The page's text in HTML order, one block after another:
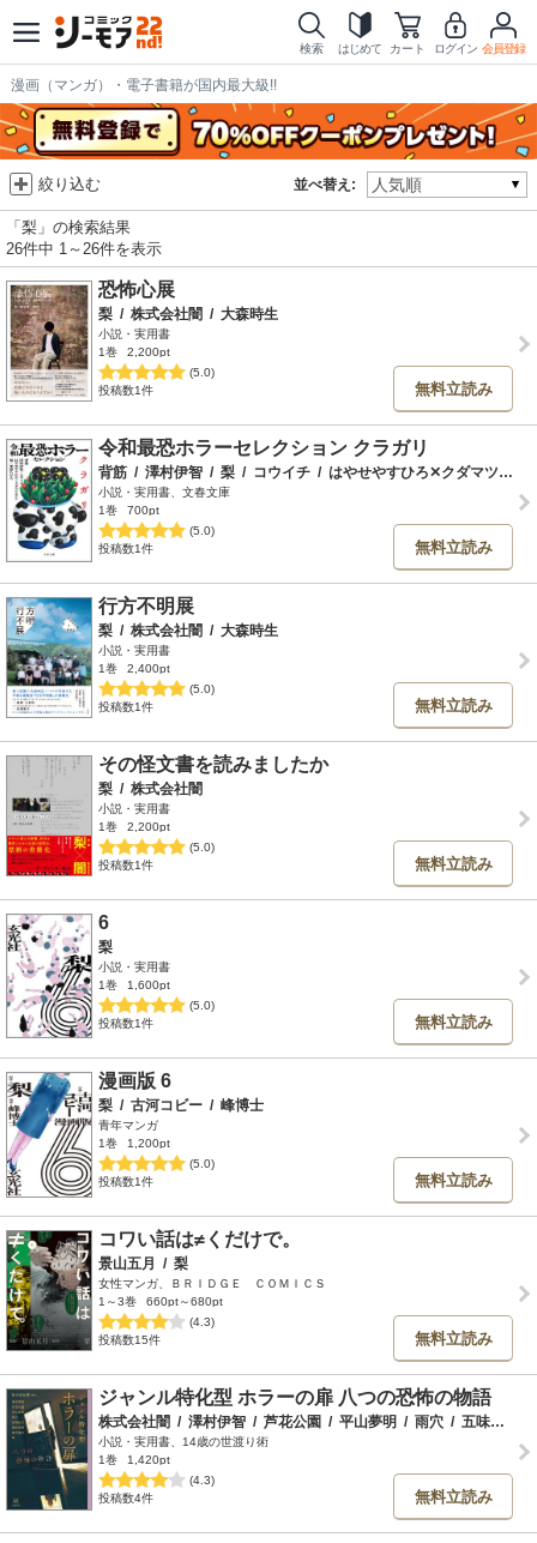
検索 はじめて カート ログイン 会員登録
漫画（マンガ）・電子書籍が国内最大級!!
並べ替え:
絞り込む
「梨」の検索結果
26件中 1～26件を表示
恐怖心展
梨 / 株式会社闇 / 大森時生
小説・実用書
1巻
2,200pt
(5.0)
投稿数1件
無料立読み
令和最恐ホラーセレクション クラガリ
背筋 / 澤村伊智 / 梨 / コウイチ / はやせやすひろ✕クダマツヒロシ
小説・実用書、文春文庫
1巻
700pt
(5.0)
投稿数1件
無料立読み
行方不明展
梨 / 株式会社闇 / 大森時生
小説・実用書
1巻
2,400pt
(5.0)
投稿数1件
無料立読み
その怪文書を読みましたか
梨 / 株式会社闇
小説・実用書
1巻
2,200pt
(5.0)
投稿数1件
無料立読み
6
梨
小説・実用書
1巻
1,600pt
(5.0)
投稿数1件
無料立読み
漫画版 6
梨 / 古河コビー / 峰博士
青年マンガ
1巻
1,200pt
(5.0)
投稿数1件
無料立読み
コワい話は≠くだけで。
景山五月 / 梨
女性マンガ、ＢＲＩＤＧＥ ＣＯＭＩＣＳ
1～3巻
660pt～680pt
(4.3)
投稿数15件
無料立読み
ジャンル特化型 ホラーの扉 八つの恐怖の物語
株式会社闇 / 澤村伊智 / 芦花公園 / 平山夢明 / 雨穴 / 五味弘文
小説・実用書、14歳の世渡り術
1巻
1,420pt
(4.3)
投稿数4件
無料立読み